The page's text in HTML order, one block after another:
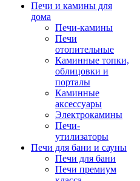
Печи и камины для
дома
Печи-камины
Печи
отопительные
Каминные топки,
облицовки и
порталы
Каминные
аксессуары
Электрокамины
Печи-
утилизаторы
Печи для бани и сауны
Печи для бани
Печи премиум